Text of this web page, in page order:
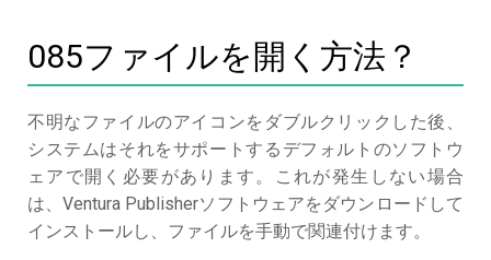
085ファイルを開く方法？
不明なファイルのアイコンをダブルクリックした後、
システムはそれをサポートするデフォルトのソフトウ
ェアで開く必要があります。これが発生しない場合
は、Ventura Publisherソフトウェアをダウンロードして
インストールし、ファイルを手動で関連付けます。